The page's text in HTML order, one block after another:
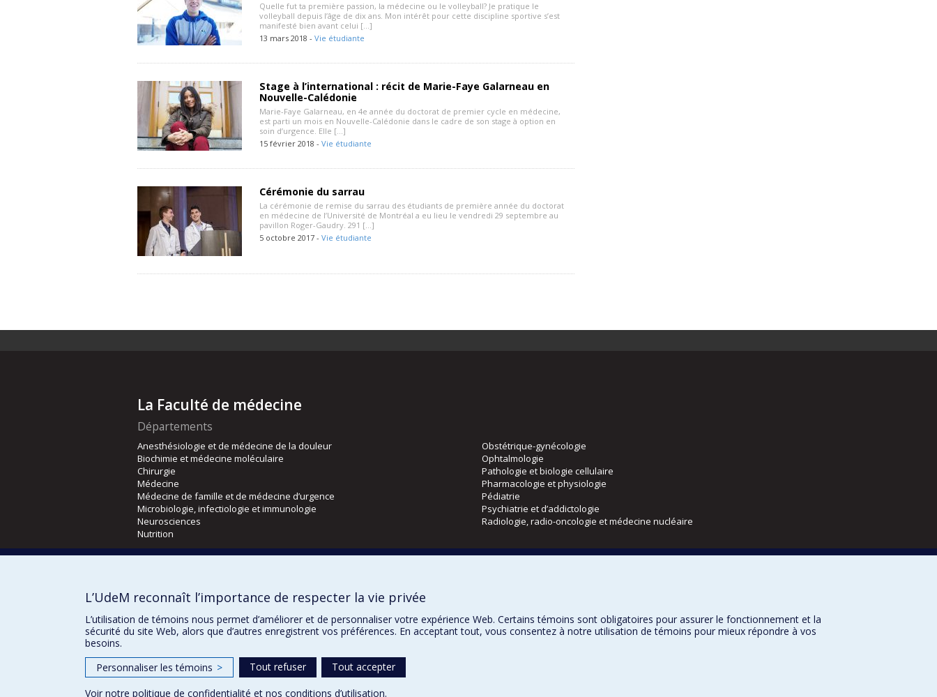
Quelle fut ta première passion, la médecine ou le volleyball? Je pratique le
volleyball depuis l’âge de dix ans. Mon intérêt pour cette discipline sportive s’est
manifesté bien avant celui […]
13 mars 2018 - Vie étudiante
Stage à l’international : récit de Marie-Faye Galarneau en
Nouvelle-Calédonie
Marie-Faye Galarneau, en 4e année du doctorat de premier cycle en médecine,
est parti un mois en Nouvelle-Calédonie dans le cadre de son stage à option en
soin d’urgence. Elle […]
15 février 2018 - Vie étudiante
Cérémonie du sarrau
La cérémonie de remise du sarrau des étudiants de première année du doctorat
en médecine de l’Université de Montréal a eu lieu le vendredi 29 septembre au
pavillon Roger-Gaudry. 291 […]
5 octobre 2017 - Vie étudiante
La Faculté de médecine
Départements
Anesthésiologie et de médecine de la douleur
Biochimie et médecine moléculaire
Chirurgie
Médecine
Médecine de famille et de médecine d’urgence
Microbiologie, infectiologie et immunologie
Neurosciences
Nutrition
Obstétrique-gynécologie
Ophtalmologie
Pathologie et biologie cellulaire
Pharmacologie et physiologie
Pédiatrie
Psychiatrie et d’addictologie
Radiologie, radio-oncologie et médecine nucléaire
Orthophonie et audiologie
L’UdeM reconnaît l’importance de respecter la vie privée
L’utilisation de témoins nous permet d’améliorer et de personnaliser votre expérience Web. Certains témoins sont obligatoires pour assurer le fonctionnement et la
sécurité du site Web, alors que d’autres enregistrent vos préférences. En acceptant tout, vous consentez à notre utilisation de témoins pour mieux répondre à vos
besoins.
Personnaliser les témoins > Tout refuser
Tout accepter
Voir notre politique de confidentialité et nos conditions d’utilisation.